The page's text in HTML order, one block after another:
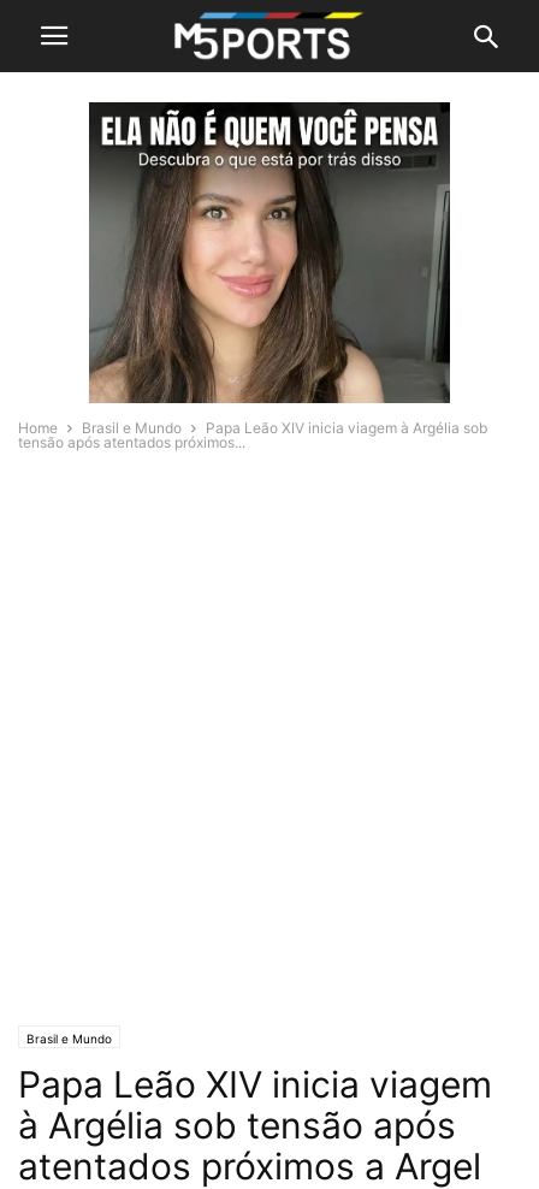
Home Brasil e Mundo
Papa Leão XIV inicia viagem à Argélia sob
tensão após atentados próximos...
Brasil e Mundo
Papa Leão XIV inicia viagem
à Argélia sob tensão após
atentados próximos a Argel